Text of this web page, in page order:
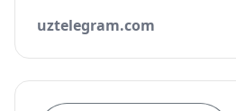
uztelegram.com